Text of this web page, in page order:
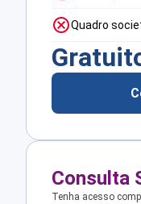
Quadro
Consulta
Tenha acesso